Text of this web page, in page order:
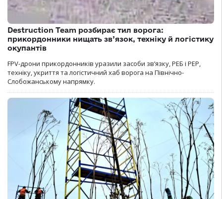
Destruction Team розбирає тил ворога:
прикордонники нищать зв’язок, техніку й логістику
окупантів
FPV-дрони прикордонників уразили засоби зв’язку, РЕБ і РЕР,
техніку, укриття та логістичний хаб ворога на Північно-
Слобожанському напрямку.